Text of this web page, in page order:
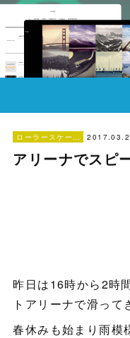
ローラースケート
アリーナでスピ
昨日は16時から2時
トアリーナで滑って
春休みも始まり雨模